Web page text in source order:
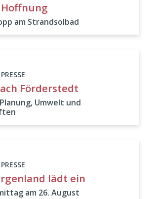
am Strandsolbad
Förderstedt
Umwelt und
lädt ein
am 26. August